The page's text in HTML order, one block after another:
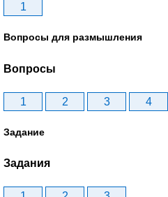
1
Вопросы для размышления
Вопросы
1 2 3 4
Задание
Задания